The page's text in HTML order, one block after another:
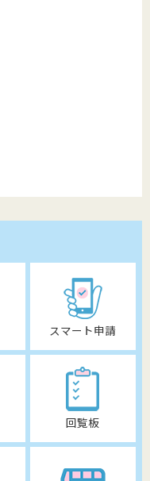
スマート申請
回覧板